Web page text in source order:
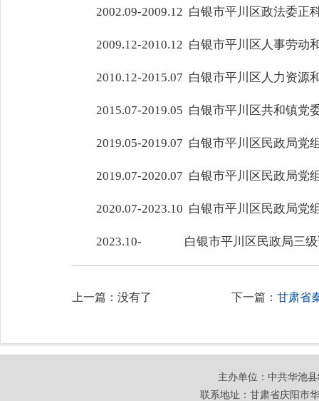
2002.09-2009.12 白银市平川区政法委正
2009.12-2010.12 白银市平川区人事劳动
2010.12-2015.07 白银市平川区人力资源
2015.07-2019.05 白银市平川区共和镇党
2019.05-2019.07 白银市平川区民政局党
2019.07-2020.07 白银市平川区民政局党
2020.07-2023.10 白银市平川区民政局党
2023.10- 白银市平川区民政局三级
上一篇：没有了 下一篇： 甘肃省
主办单位：中共华池
联系地址：甘肃省庆阳市